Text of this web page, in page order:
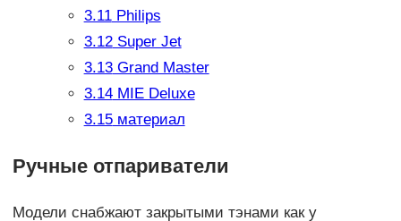
3.11Philips
3.12Super Jet
3.13Grand Master
3.14MIE Deluxe
3.15материал
Ручные отпариватели
Модели снабжают закрытыми тэнами как у